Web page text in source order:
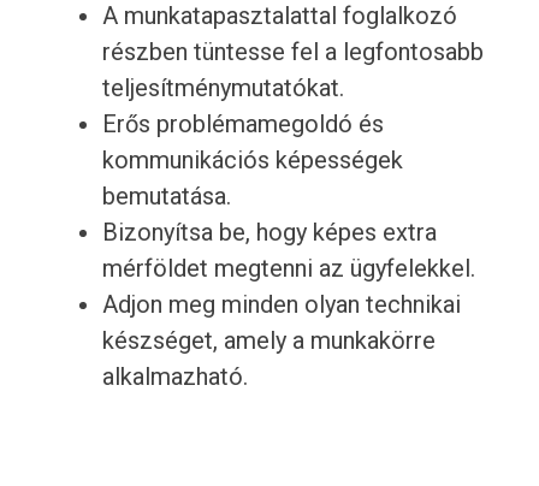
A munkatapasztalattal foglalkozó
részben tüntesse fel a legfontosabb
teljesítménymutatókat.
Erős problémamegoldó és
kommunikációs képességek
bemutatása.
Bizonyítsa be, hogy képes extra
mérföldet megtenni az ügyfelekkel.
Adjon meg minden olyan technikai
készséget, amely a munkakörre
alkalmazható.